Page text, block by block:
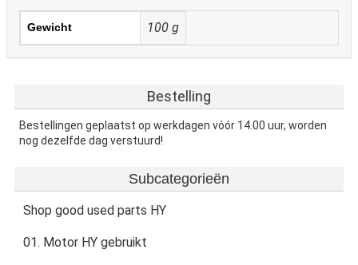
Gewicht 100 g
Bestelling
Bestellingen geplaatst op werkdagen vóór 14.00 uur, worden
nog dezelfde dag verstuurd!
Subcategorieën
Shop good used parts HY
01. Motor HY gebruikt